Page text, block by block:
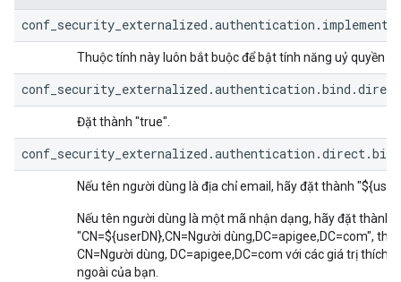
Thuộc tính này luôn bắt buộc để bật tính năng uỷ quyền
Đặt thành "true".
Nếu tên người dùng là địa chỉ email, hãy đặt thành
Nếu tên người dùng là một mã nhận dạng, hãy đặt thành
"CN=${userDN},CN=Người dùng,DC=apigee,DC=com",
CN=Người dùng, DC=apigee,DC=com với các giá trị thích
ngoài của bạn.